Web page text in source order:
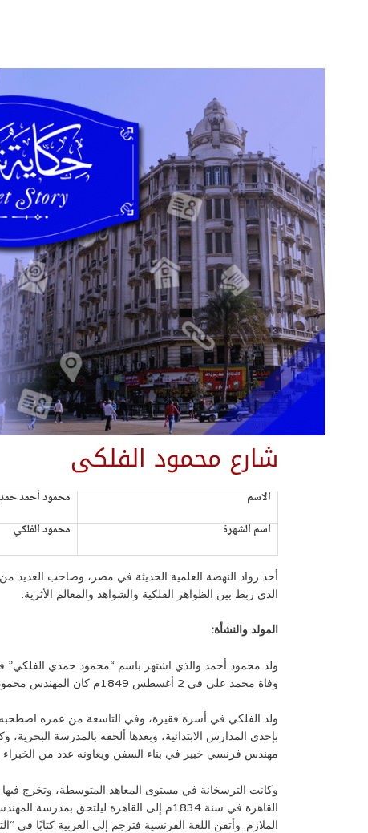
شارع محمود الفلكى
الاسم
محمود أحمد
اسم الشهرة
محمود الفلكي
أحد رواد النهضة العلمية الحديثة في مصر، وصاحب العديد من
الذي ربط بين الظواهر الفلكية والشواهد والمعالم الأثرية.
المولد والنشأة:
ولد محمود أحمد والذي اشتهر باسم “محمود حمدي الفلكي”
وفاة محمد علي في 2 أغسطس 1849م كان المهندس محمود أحمد يقوم بتدريس الرياضيات والفلك في مدرسة المهندسخانة، ومديرًا للمرصد الفلكي الملحق بالمدرسة.
ولد الفلكي في أسرة فقيرة، وفي التاسعة من عمره اصطحبه
بإحدى المدارس الابتدائية، وبعدها ألحقه بالمدرسة
مهندس فرنسي خبير في بناء السفن ويعاونه عدد من الخبراء
الملازم. وأتقن اللغة الفرنسية فترجم إلى العربية كتابًا في